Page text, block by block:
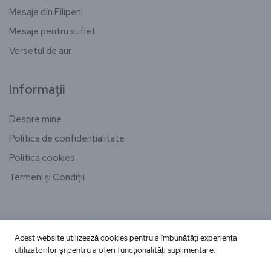
Mesaje din Filipeni
Mesaje pentru suflet
Versetul de aur
Informații
Despre mine
Politica de confidențialitate
Politica cookies
Termeni și Condiții
Acest website utilizează cookies pentru a îmbunătăți experiența
utilizatorilor și pentru a oferi funcționalități suplimentare.